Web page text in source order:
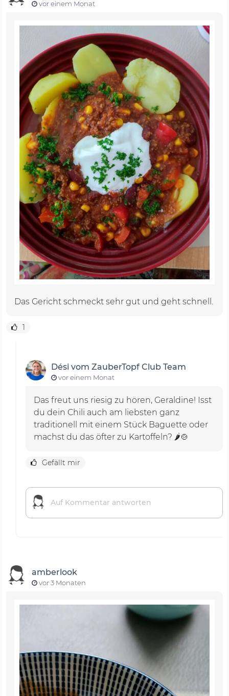
vor einem Monat
Das Gericht schmeckt sehr gut und geht schnell.
1
Dési vom ZauberTopf Club Team
vor einem Monat
Das freut uns riesig zu hören, Geraldine! Isst
du dein Chili auch am liebsten ganz
traditionell mit einem Stück Baguette oder
machst du das öfter zu Kartoffeln? 🌶️🍲
Gefällt mir
amberlook
vor 3 Monaten